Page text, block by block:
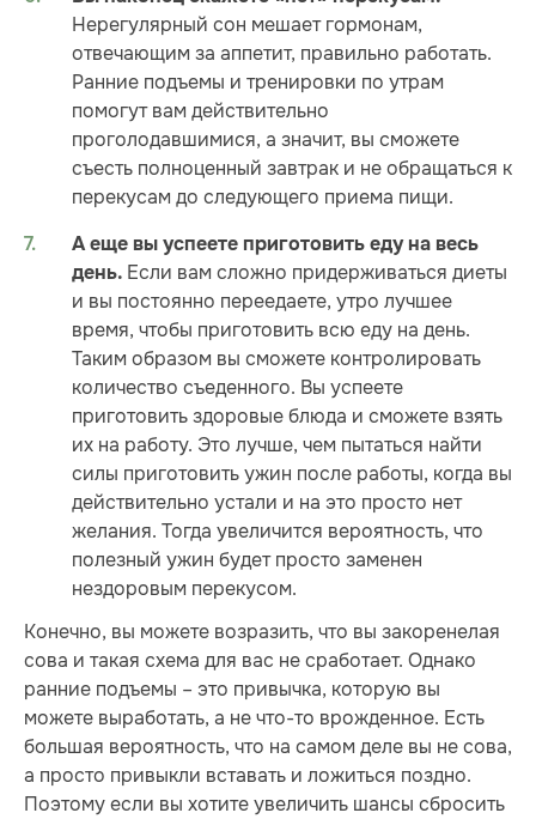
Нерегулярный сон мешает гормонам,
отвечающим за аппетит, правильно работать.
Ранние подъемы и тренировки по утрам
помогут вам действительно
проголодавшимися, а значит, вы сможете
съесть полноценный завтрак и не обращаться к
перекусам до следующего приема пищи.
А еще вы успеете приготовить еду на весь
день. Если вам сложно придерживаться диеты
и вы постоянно переедаете, утро лучшее
время, чтобы приготовить всю еду на день.
Таким образом вы сможете контролировать
количество съеденного. Вы успеете
приготовить здоровые блюда и сможете взять
их на работу. Это лучше, чем пытаться найти
силы приготовить ужин после работы, когда вы
действительно устали и на это просто нет
желания. Тогда увеличится вероятность, что
полезный ужин будет просто заменен
нездоровым перекусом.
Конечно, вы можете возразить, что вы закоренелая
сова и такая схема для вас не сработает. Однако
ранние подъемы – это привычка, которую вы
можете выработать, а не что-то врожденное. Есть
большая вероятность, что на самом деле вы не сова,
а просто привыкли вставать и ложиться поздно.
Поэтому если вы хотите увеличить шансы сбросить